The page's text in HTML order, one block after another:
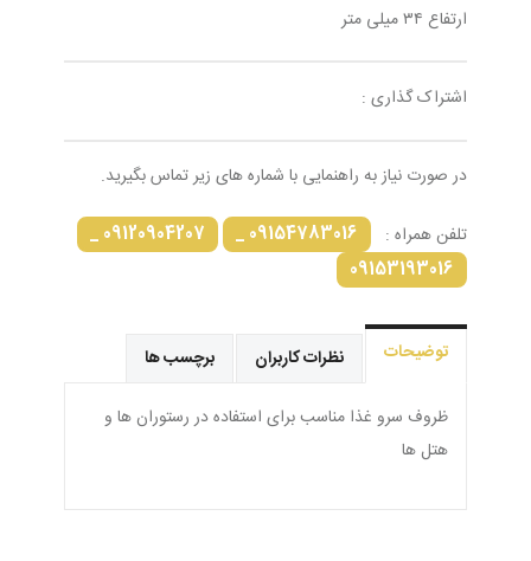
ارتفاع ۳۴ میلی متر
اشتراک گذاری :
در صورت نیاز به راهنمایی با شماره های زیر تماس بگیرید.
تلفن همراه : 09154783016 _
09120904207 _
09153193016
توضیحات نظرات کاربران برچسب ها
ظروف سرو غذا مناسب برای استفاده در رستوران ها و
هتل ها